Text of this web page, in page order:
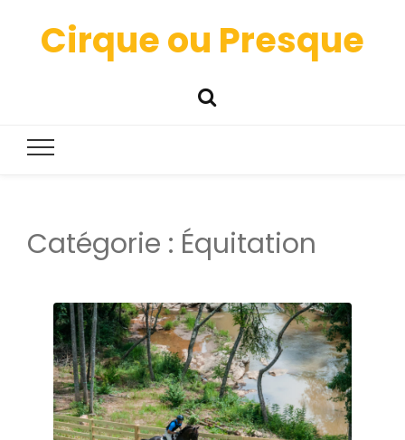
Cirque ou Presque
Catégorie : Équitation